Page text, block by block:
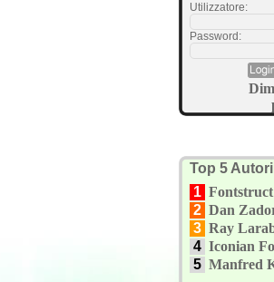
Utilizzatore:
Password:
Top 5 Autori
1 Fontstruct
2 Dan
3 Ray
4 Iconian
5 Manfred